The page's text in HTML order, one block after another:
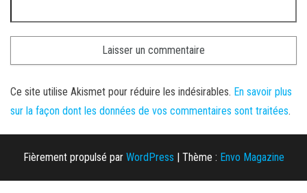
Ce site utilise Akismet pour réduire les indésirables. En savoir plus
sur la façon dont les données de vos commentaires sont traitées.
Fièrement propulsé par WordPress | Thème : Envo Magazine